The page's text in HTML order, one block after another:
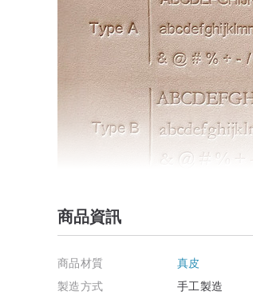
商品資訊
商品材質
真皮
製造方式
手工製造